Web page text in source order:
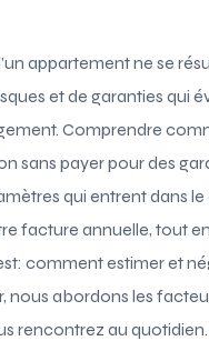
appartement ne se
et de garanties qui
Comprendre
sans payer pour des
qui entrent dans
facture annuelle, tout
comment estimer et
nous abordons les
rencontrez au